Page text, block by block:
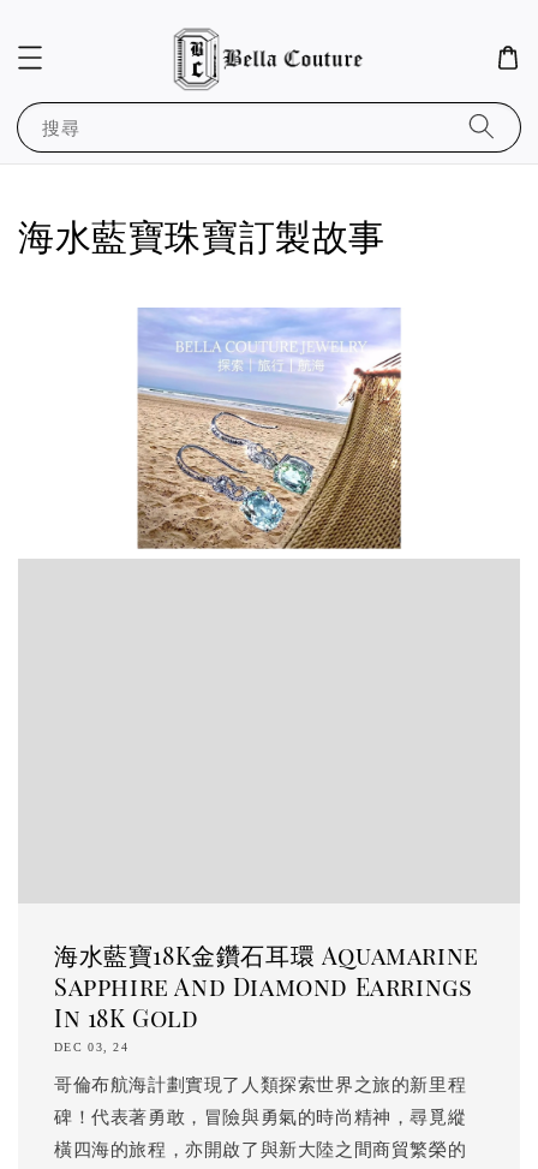
搜尋
海水藍寶珠寶訂製故事
海水藍寶18K金鑽石耳環 Aquamarine
Sapphire And Diamond Earrings
In 18K Gold
DEC 03, 24
哥倫布航海計劃實現了人類探索世界之旅的新里程
碑！代表著勇敢，冒險與勇氣的時尚精神，尋覓縱
橫四海的旅程，亦開啟了與新大陸之間商貿繁榮的